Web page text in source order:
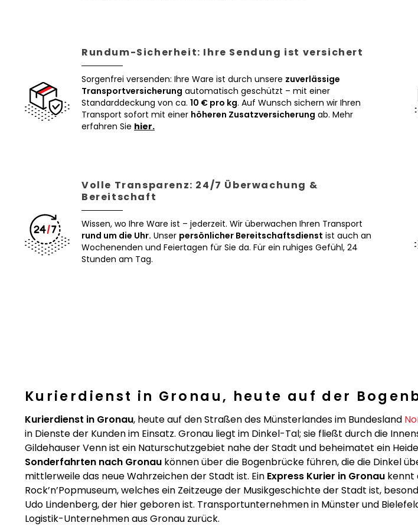
Rundum-Sicherheit: Ihre Sendung ist versichert
Sorgenfrei versenden: Ihre Ware ist durch unsere zuverlässige
Transportversicherung automatisch geschützt – mit einer
Standarddeckung von ca. 10 € pro kg. Auf Wunsch sichern wir Ihren
Transport sofort mit einer höheren Zusatzversicherung ab. Mehr
erfahren Sie hier.
Volle Transparenz: 24/7 Überwachung &
Bereitschaft
Wissen, wo Ihre Ware ist – jederzeit. Wir überwachen Ihren Transport
rund um die Uhr. Unser persönlicher Bereitschaftsdienst ist auch an
Wochenenden und Feiertagen für Sie da. Für ein ruhiges Gefühl, 24
Stunden am Tag.
Kurierdienst in Gronau, heute auf der
Kurierdienst in Gronau, heute auf den Straßen des Münsterlandes im Bundesland
in Dienste der Kunden im Einsatz. Gronau liegt im Dinkel-Tal; sie fließt durch die
Gildehauser Venn ist ein Naturschutzgebiet nahe der Stadt und beheimatet ein
Sonderfahrten nach Gronau können über die Bogenbrücke führen, die die Dinkel
mittlerweile das neue Wahrzeichen der Stadt ist. Ein Express Kurier in Gronau kennt
Rock’n’Popmuseum, welches ein Zeitzeuge der Musikgeschichte der Stadt ist,
Udo Lindenberg, der hier geboren ist. Transportunternehmen in Münster und
Logistik-Unternehmen aus Gronau zurück.